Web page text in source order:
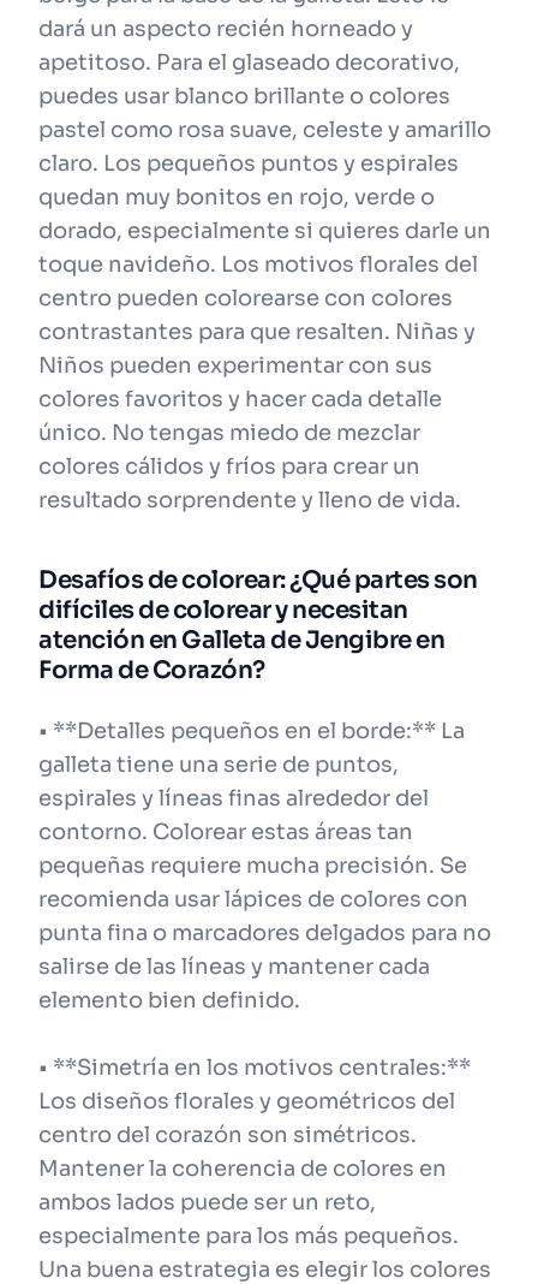
dará un aspecto recién horneado y
apetitoso. Para el glaseado decorativo,
puedes usar blanco brillante o colores
pastel como rosa suave, celeste y amarillo
claro. Los pequeños puntos y espirales
quedan muy bonitos en rojo, verde o
dorado, especialmente si quieres darle un
toque navideño. Los motivos florales del
centro pueden colorearse con colores
contrastantes para que resalten. Niñas y
Niños pueden experimentar con sus
colores favoritos y hacer cada detalle
único. No tengas miedo de mezclar
colores cálidos y fríos para crear un
resultado sorprendente y lleno de vida.
Desafíos de colorear: ¿Qué partes son
difíciles de colorear y necesitan
atención en Galleta de Jengibre en
Forma de Corazón?
• **Detalles pequeños en el borde:** La
galleta tiene una serie de puntos,
espirales y líneas finas alrededor del
contorno. Colorear estas áreas tan
pequeñas requiere mucha precisión. Se
recomienda usar lápices de colores con
punta fina o marcadores delgados para no
salirse de las líneas y mantener cada
elemento bien definido.
• **Simetría en los motivos centrales:**
Los diseños florales y geométricos del
centro del corazón son simétricos.
Mantener la coherencia de colores en
ambos lados puede ser un reto,
especialmente para los más pequeños.
Una buena estrategia es elegir los colores